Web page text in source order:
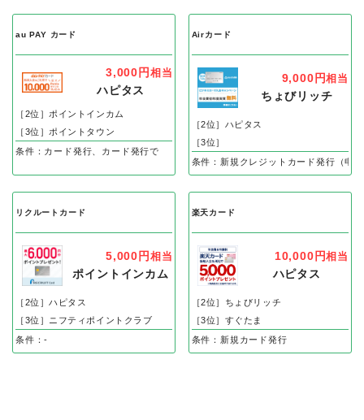
au PAY カード
3,000円 相当
ハピタス
［2位］ポイントインカム
［3位］ポイントタウン
条件：カード発行、カード発行で
Airカード
9,000円相当
ちょびリッチ
［2位］ハピタス
［3位］
条件：新規クレジットカード発行（申
リクルートカード
5,000円 相当
ポイントインカム
［2位］ハピタス
［3位］ニフティポイントクラブ
条件：-
楽天カード
10,000円相当
ハピタス
［2位］ちょびリッチ
［3位］すぐたま
条件：新規カード発行